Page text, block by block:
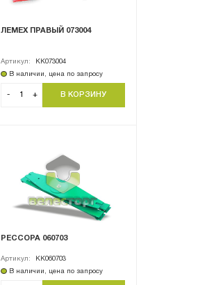
ЛЕМЕХ ПРАВЫЙ 073004
Артикул:
KK073004
В наличии, цена по запросу
- +
РЕССОРА 060703
Артикул:
KK060703
В наличии, цена по запросу